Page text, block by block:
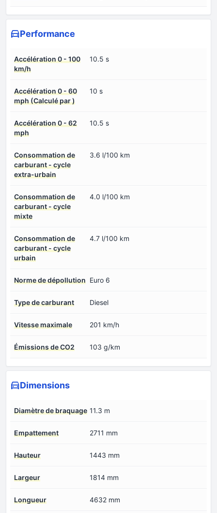
Performance
Accélération 0 - 100
km/h
10.5 s
Accélération 0 - 60
mph (Calculé par )
10 s
Accélération 0 - 62
mph
10.5 s
Consommation de
carburant - cycle
extra-urbain
3.6 l/100 km
Consommation de
carburant - cycle
mixte
4.0 l/100 km
Consommation de
carburant - cycle
urbain
4.7 l/100 km
Norme de dépollution Euro 6
Type de carburant Diesel
Vitesse maximale 201 km/h
Émissions de CO2 103 g/km
Dimensions
Diamètre de braquage 11.3 m
Empattement 2711 mm
Hauteur 1443 mm
Largeur 1814 mm
Longueur 4632 mm